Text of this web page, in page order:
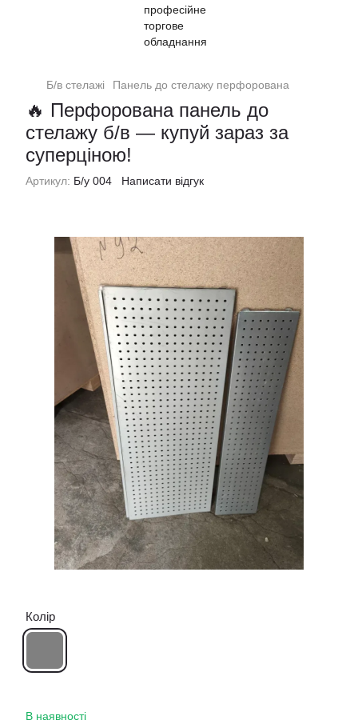
Б/в стелажі Панель до стелажу перфорована
🔥 Перфорована панель до
стелажу б/в — купуй зараз за
суперціною!
Артикул: Б/у 004 Написати відгук
Колір
В наявності